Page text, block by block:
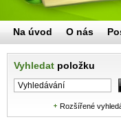
Vyhledat položku
Rozšířené
Na úvod O nás